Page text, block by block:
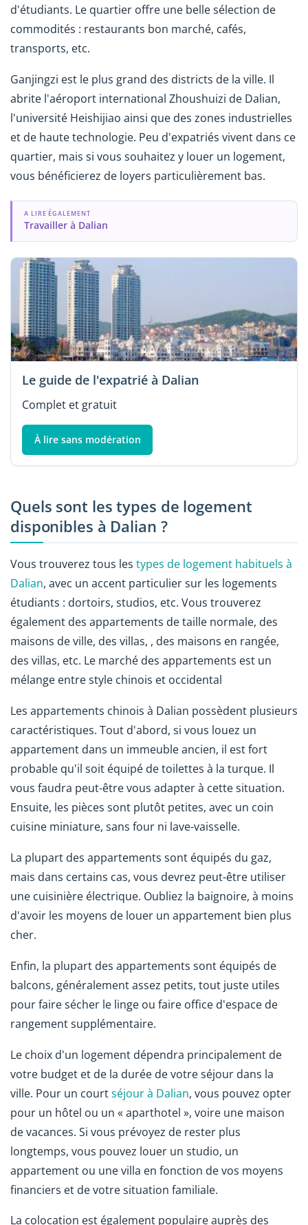
d'étudiants. Le quartier offre une belle sélection de
commodités : restaurants bon marché, cafés,
transports, etc.
Ganjingzi est le plus grand des districts de la ville. Il
abrite l'aéroport international Zhoushuizi de Dalian,
l'université Heishijiao ainsi que des zones industrielles
et de haute technologie. Peu d'expatriés vivent dans ce
quartier, mais si vous souhaitez y louer un logement,
vous bénéficierez de loyers particulièrement bas.
A LIRE ÉGALEMENT
Travailler à Dalian
Le guide de l'expatrié à Dalian
Complet et gratuit
À lire sans modération
Quels sont les types de logement
disponibles à Dalian ?
Vous trouverez tous les types de logement habituels à
Dalian, avec un accent particulier sur les logements
étudiants : dortoirs, studios, etc. Vous trouverez
également des appartements de taille normale, des
maisons de ville, des villas, , des maisons en rangée,
des villas, etc. Le marché des appartements est un
mélange entre style chinois et occidental
Les appartements chinois à Dalian possèdent plusieurs
caractéristiques. Tout d'abord, si vous louez un
appartement dans un immeuble ancien, il est fort
probable qu'il soit équipé de toilettes à la turque. Il
vous faudra peut-être vous adapter à cette situation.
Ensuite, les pièces sont plutôt petites, avec un coin
cuisine miniature, sans four ni lave-vaisselle.
La plupart des appartements sont équipés du gaz,
mais dans certains cas, vous devrez peut-être utiliser
une cuisinière électrique. Oubliez la baignoire, à moins
d'avoir les moyens de louer un appartement bien plus
cher.
Enfin, la plupart des appartements sont équipés de
balcons, généralement assez petits, tout juste utiles
pour faire sécher le linge ou faire office d'espace de
rangement supplémentaire.
Le choix d'un logement dépendra principalement de
votre budget et de la durée de votre séjour dans la
ville. Pour un courtséjour à Dalian, vous pouvez opter
pour un hôtel ou un « aparthotel », voire une maison
de vacances. Si vous prévoyez de rester plus
longtemps, vous pouvez louer un studio, un
appartement ou une villa en fonction de vos moyens
financiers et de votre situation familiale.
La colocation est également populaire auprès des